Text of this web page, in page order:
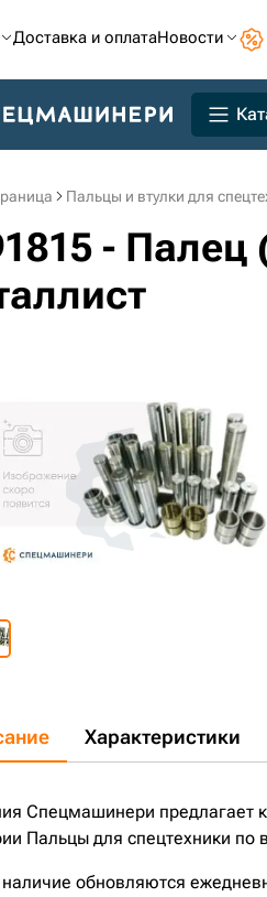
Доставка и оплатаНовости
Пальцы и втулки для
-
Характеристики
Спецмашинери предлагает
Пальцы для спецтехники по
обновляются